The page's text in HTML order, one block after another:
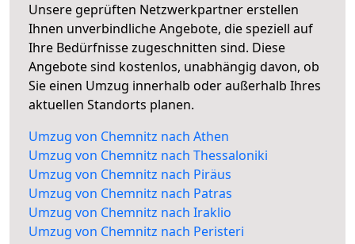
Unsere geprüften Netzwerkpartner erstellen
Ihnen unverbindliche Angebote, die speziell auf
Ihre Bedürfnisse zugeschnitten sind. Diese
Angebote sind kostenlos, unabhängig davon, ob
Sie einen Umzug innerhalb oder außerhalb Ihres
aktuellen Standorts planen.
Umzug von Chemnitz nach Athen
Umzug von Chemnitz nach Thessaloniki
Umzug von Chemnitz nach Piräus
Umzug von Chemnitz nach Patras
Umzug von Chemnitz nach Iraklio
Umzug von Chemnitz nach Peristeri